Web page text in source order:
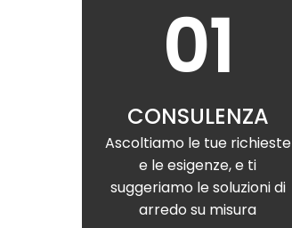
01
CONSULENZA
Ascoltiamo le tue richieste
e le esigenze, e ti
suggeriamo le soluzioni di
arredo su misura